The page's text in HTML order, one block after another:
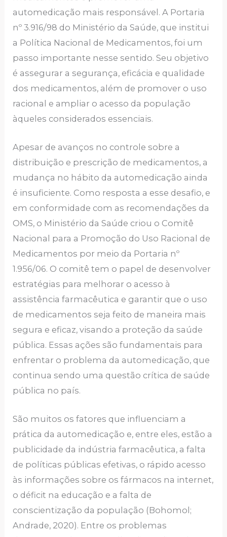
automedicação mais responsável. A Portaria
nº 3.916/98 do Ministério da Saúde, que institui
a Política Nacional de Medicamentos, foi um
passo importante nesse sentido. Seu objetivo
é assegurar a segurança, eficácia e qualidade
dos medicamentos, além de promover o uso
racional e ampliar o acesso da população
àqueles considerados essenciais.
Apesar de avanços no controle sobre a
distribuição e prescrição de medicamentos, a
mudança no hábito da automedicação ainda
é insuficiente. Como resposta a esse desafio, e
em conformidade com as recomendações da
OMS, o Ministério da Saúde criou o Comitê
Nacional para a Promoção do Uso Racional de
Medicamentos por meio da Portaria nº
1.956/06. O comitê tem o papel de desenvolver
estratégias para melhorar o acesso à
assistência farmacêutica e garantir que o uso
de medicamentos seja feito de maneira mais
segura e eficaz, visando a proteção da saúde
pública. Essas ações são fundamentais para
enfrentar o problema da automedicação, que
continua sendo uma questão crítica de saúde
pública no país.
São muitos os fatores que influenciam a
prática da automedicação e, entre eles, estão a
publicidade da indústria farmacêutica, a falta
de políticas públicas efetivas, o rápido acesso
às informações sobre os fármacos na internet,
o déficit na educação e a falta de
conscientização da população (Bohomol;
Andrade, 2020). Entre os problemas